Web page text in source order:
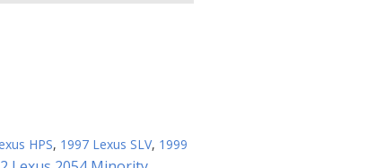
HPS, 1997 Lexus SLV, 1999